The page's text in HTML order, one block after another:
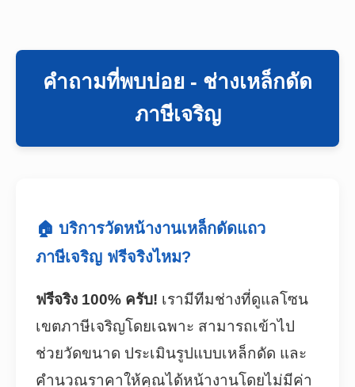
คำถามที่พบบ่อย - ช่างเหล็กดัด
ภาษีเจริญ
🏠 บริการวัดหน้างานเหล็กดัดแถว
ภาษีเจริญ ฟรีจริงไหม?
ฟรีจริง 100% ครับ! เรามีทีมช่างที่ดูแลโซน
เขตภาษีเจริญโดยเฉพาะ สามารถเข้าไป
ช่วยวัดขนาด ประเมินรูปแบบเหล็กดัด และ
คำนวณราคาให้คุณได้หน้างานโดยไม่มีค่า